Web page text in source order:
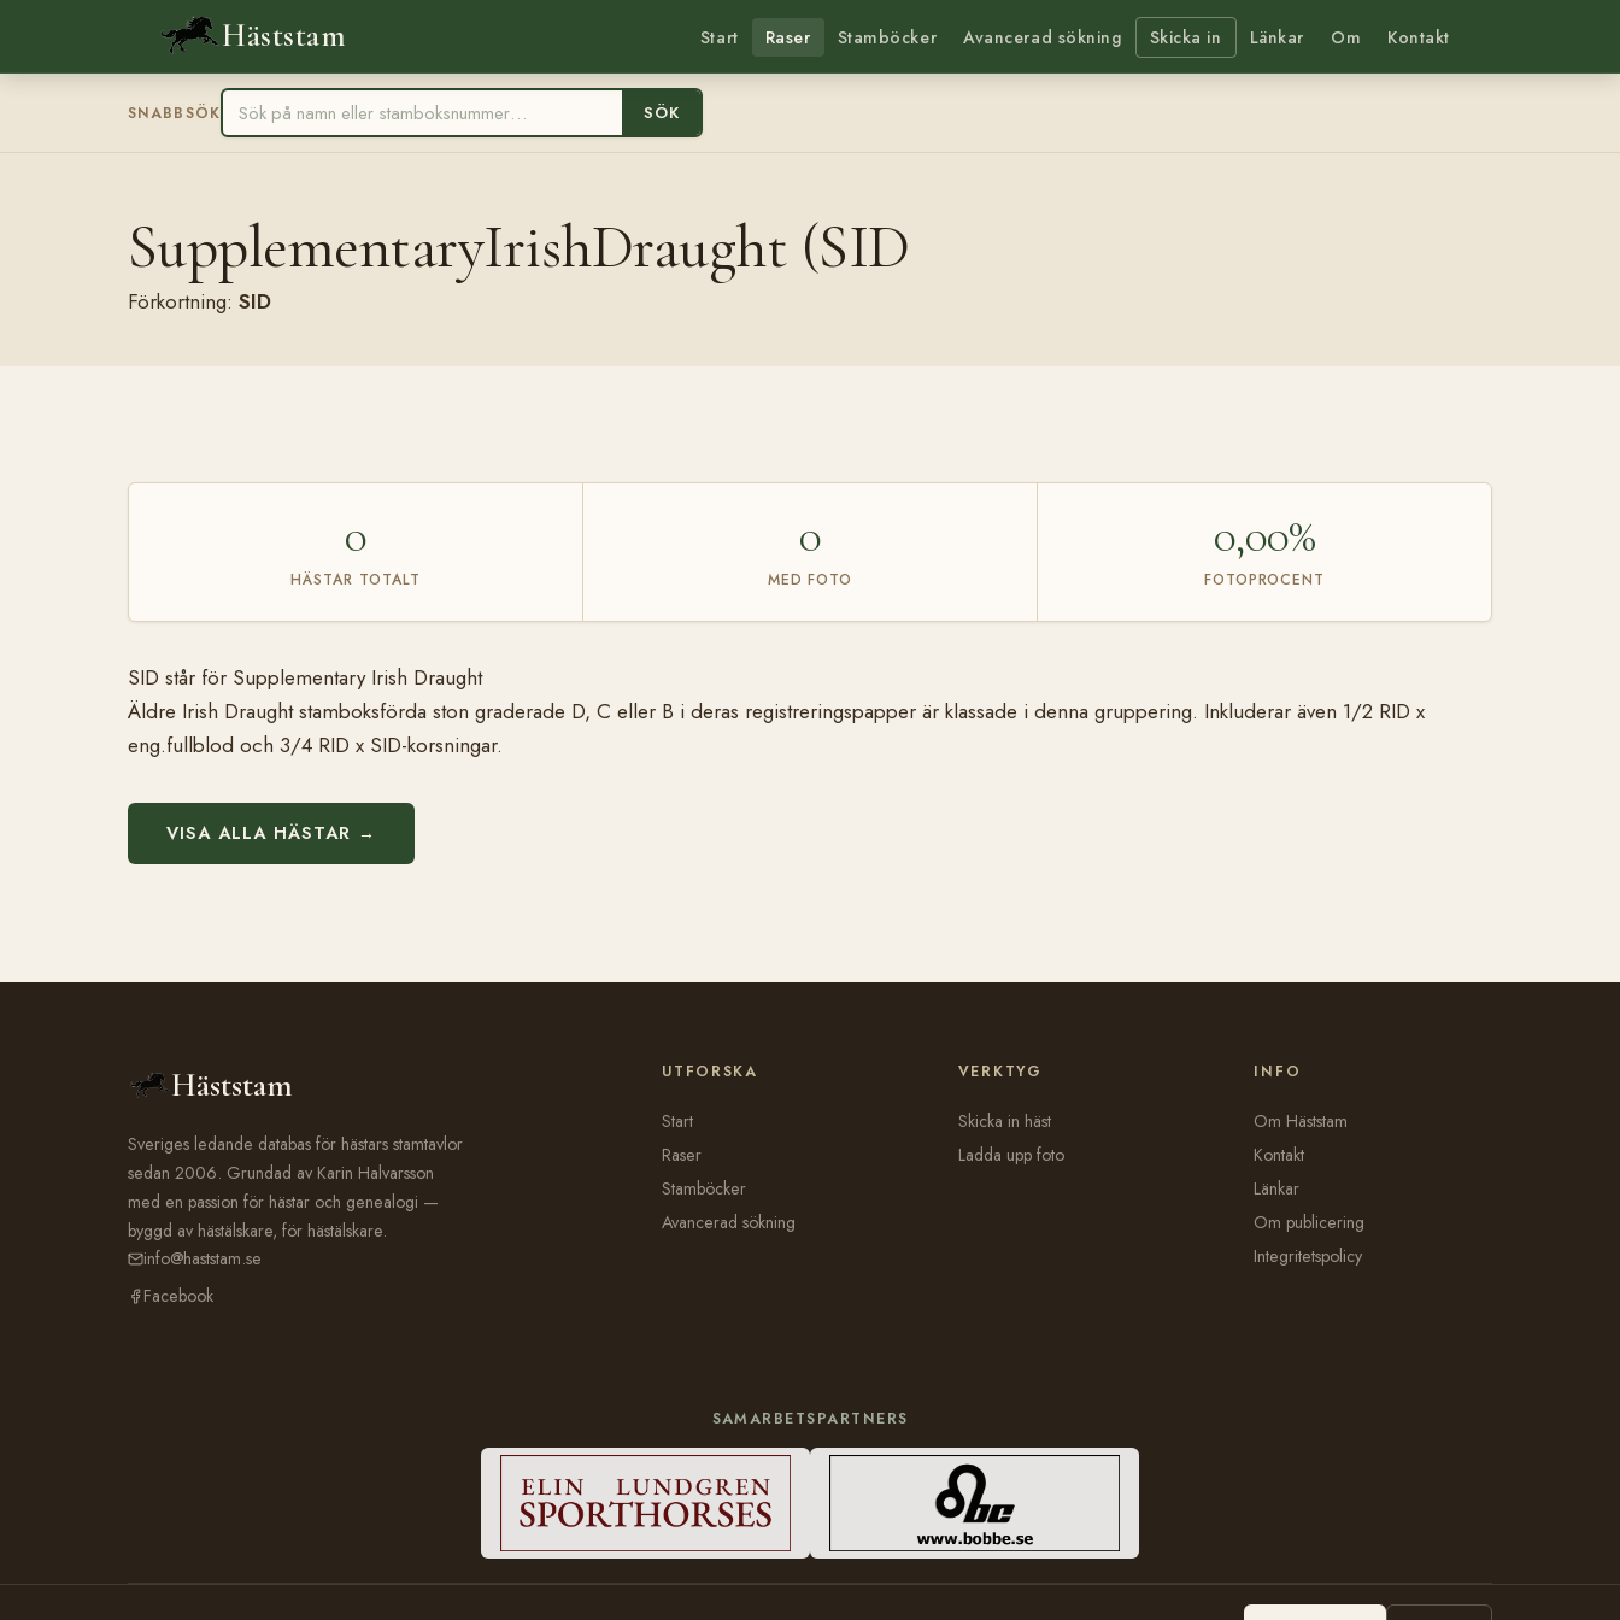
Häststam Start Raser Stamböcker Avancerad sökning Skicka in Länkar Om Kontakt
SNABBSÖK SÖK
SupplementaryIrishDraught (SID
Förkortning: SID
0
HÄSTAR TOTALT
0
MED FOTO
0,00%
FOTOPROCENT
SID står för Supplementary Irish Draught
Äldre Irish Draught stamboksförda ston graderade D, C eller B i deras registreringspapper är klassade i denna gruppering. Inkluderar även 1/2 RID x
eng.fullblod och 3/4 RID x SID-korsningar.
VISA ALLA HÄSTAR →
Häststam
Sveriges ledande databas för hästars stamtavlor
sedan 2006. Grundad av Karin Halvarsson
med en passion för hästar och genealogi —
byggd av hästälskare, för hästälskare.
info@haststam.se
Facebook
UTFORSKA
Start
Raser
Stamböcker
Avancerad sökning
VERKTYG
Skicka in häst
Ladda upp foto
INFO
Om Häststam
Kontakt
Länkar
Om publicering
Integritetspolicy
SAMARBETSPARTNERS